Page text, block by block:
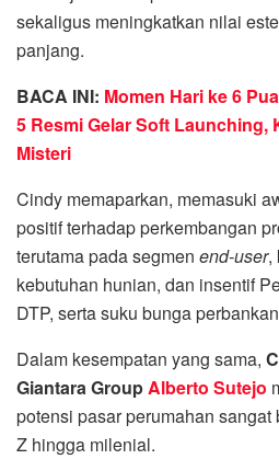
sekaligus meningkatkan nilai
panjang.
BACA INI: Momen Hari ke 6
5 Resmi Gelar Soft Launching,
Misteri
Cindy memaparkan, memasuki
positif terhadap perkembangan
terutama pada segmen end-user,
kebutuhan hunian, dan insentif
DTP, serta suku bunga
Dalam kesempatan yang sama,
Giantara GroupAlberto Sutejo
potensi pasar perumahan
Z hingga milenial.